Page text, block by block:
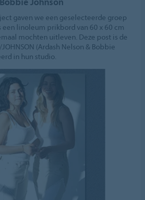
gaven we een geselecteerde groep
linoleum prikbord van 60 x 60 cm
mochten uitleven. Deze post is de
(Ardash Nelson & Bobbie
in hun studio.